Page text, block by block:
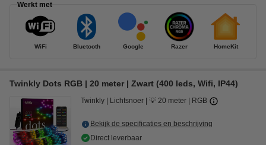
Werkt met
WiFi Bluetooth Google Razer HomeKit
Twinkly Dots RGB | 20 meter | Zwart (400 leds, Wifi, IP44)
Twinkly Lichtsnoer 💡 20 meter RGB
Bekijk de specificaties en beschrijving
Direct leverbaar